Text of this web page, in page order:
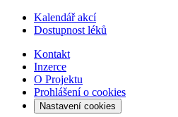
Kalendář akcí
Dostupnost léků
Kontakt
Inzerce
O Projektu
Prohlášení o cookies
Nastavení cookies